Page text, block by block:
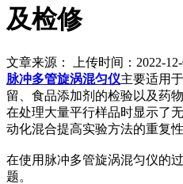
及检修
文章来源： 上传时间：2022-12-
脉冲多管旋涡混匀仪主要适用
留、食品添加剂的检验以及药
在处理大量平行样品时显示了
动化混合提高实验方法的重复
在使用脉冲多管旋涡混匀仪的
题。